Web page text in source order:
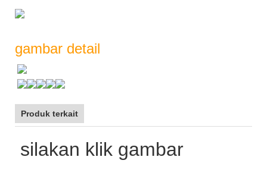
gambar detail
Produk terkait
silakan klik gambar